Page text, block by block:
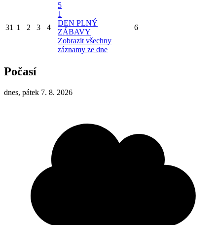
31 1 2 3 4
5
1
DEN PLNÝ
ZÁBAVY
Zobrazit všechny
záznamy ze dne
6
Počasí
dnes, pátek 7. 8. 2026